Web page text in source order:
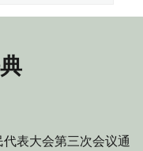
代表大会第三次会议通